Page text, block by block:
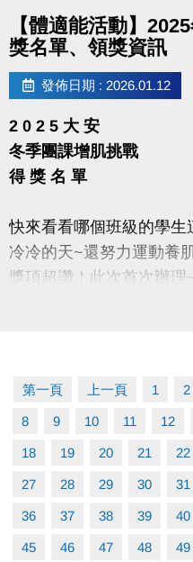
【體適能活動】
獎名單、領獎資訊
發佈日期 : 2026.01.12
2 0 2 5 大 安
冬季團課增肌挑戰
得 獎 名 單
快來看看哪個班級的學生
冷冷的天~還努力運動養
獎項超讚！此次首次辦理
活動獎品以中心提供實
項，無法要求更換。尺
選，領取後不論是否拆
進行辦理。
第一頁 上一頁 1 2
8 9 10 11 12
18 19 20 21 22
27 28 29 30 31
36 37 38 39 40
45 46 47 48 49